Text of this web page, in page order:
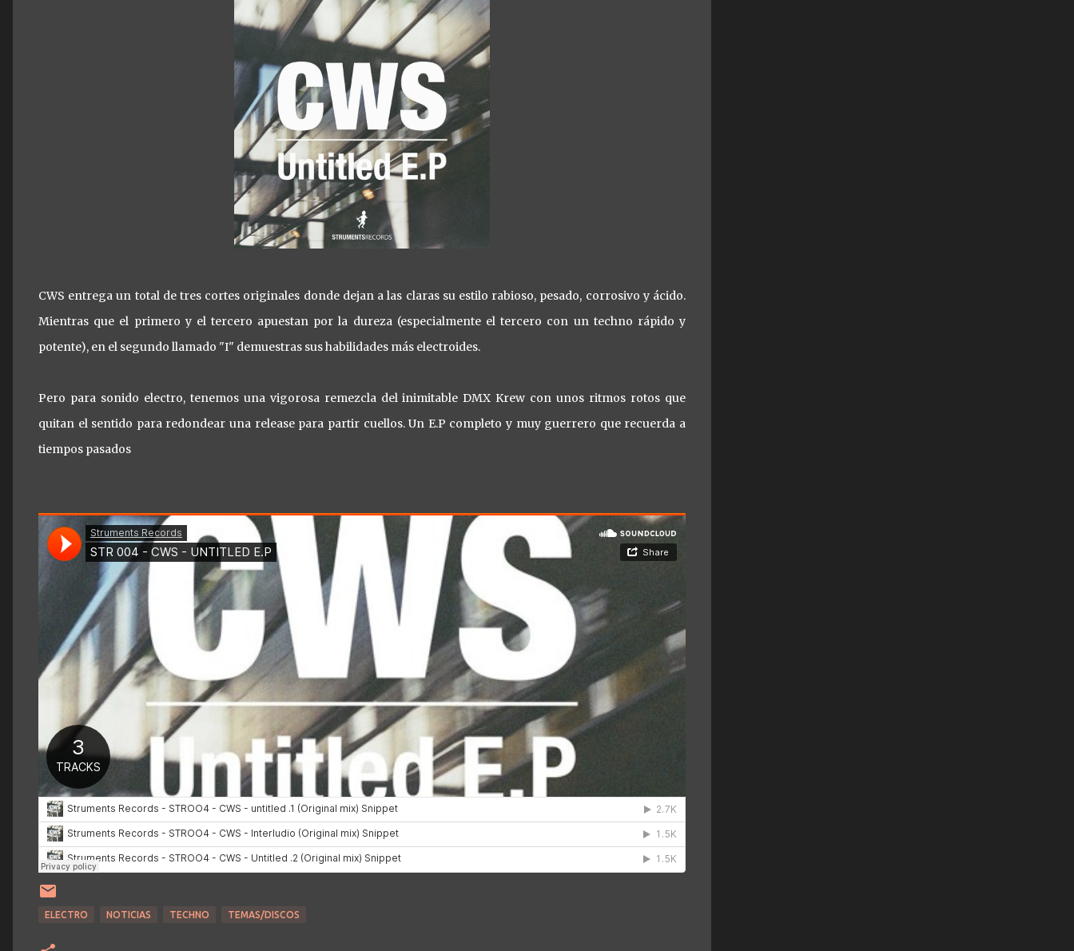
CWS entrega un total de tres cortes originales donde dejan a las claras su estilo rabioso, pesado, corrosivo y ácido.
Mientras que el primero y el tercero apuestan por la dureza (especialmente el tercero con un techno rápido y
potente), en el segundo llamado "I" demuestras sus habilidades más electroides.
Pero para sonido electro, tenemos una vigorosa remezcla del inimitable DMX Krew con unos ritmos rotos que
quitan el sentido para redondear una release para partir cuellos. Un E.P completo y muy guerrero que recuerda a
tiempos pasados
ELECTRO NOTICIAS TECHNO TEMAS/DISCOS